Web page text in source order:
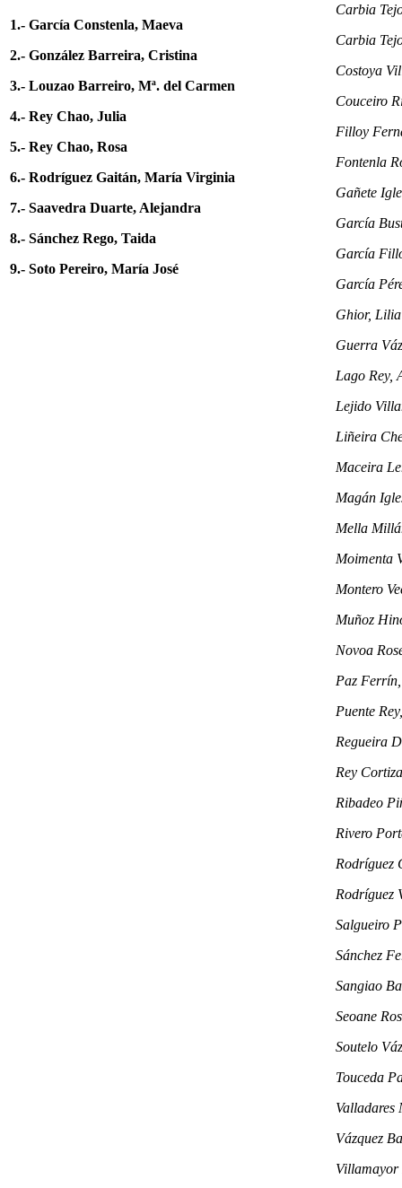
1.- García Constenla, Maeva
2.- González Barreira, Cristina
3.- Louzao Barreiro, Mª. del Carmen
4.- Rey Chao, Julia
5.- Rey Chao, Rosa
6.- Rodríguez Gaitán, María Virginia
7.- Saavedra Duarte, Alejandra
8.- Sánchez Rego, Taida
9.- Soto Pereiro, María José
Carbia
Carbia
Costoya
Couceiro
Filloy
Fontenla
Gañete
García
García
García
Ghior, Lilia
Guerra
Lago Rey,
Lejido
Liñeira
Maceira
Magán
Mella
Moimenta
Montero
Muñoz
Novoa
Paz
Puente
Regueira
Rey
Ribadeo
Rivero
Rodríguez
Rodríguez
Salgueiro
Sánchez
Sangiao
Seoane
Soutelo
Touceda
Valladares
Vázquez
Villamayor